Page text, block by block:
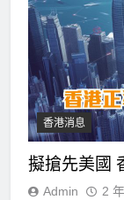
香港消息
擬搶先美國
Admin 2